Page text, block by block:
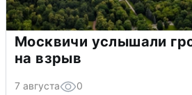
Москвичи услышали
на взрыв
7 августа 0